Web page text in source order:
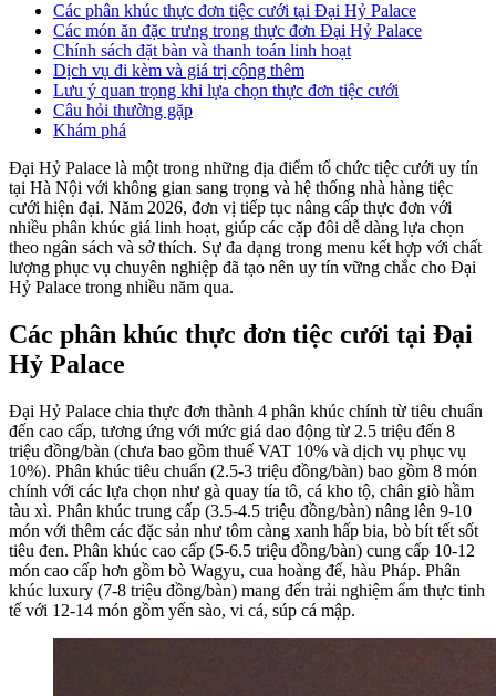
Các phân khúc thực đơn tiệc cưới tại Đại Hỷ Palace
Các món ăn đặc trưng trong thực đơn Đại Hỷ Palace
Chính sách đặt bàn và thanh toán linh hoạt
Dịch vụ đi kèm và giá trị cộng thêm
Lưu ý quan trọng khi lựa chọn thực đơn tiệc cưới
Câu hỏi thường gặp
Khám phá
Đại Hỷ Palace là một trong những địa điểm tổ chức tiệc cưới uy tín
tại Hà Nội với không gian sang trọng và hệ thống nhà hàng tiệc
cưới hiện đại. Năm 2026, đơn vị tiếp tục nâng cấp thực đơn với
nhiều phân khúc giá linh hoạt, giúp các cặp đôi dễ dàng lựa chọn
theo ngân sách và sở thích. Sự đa dạng trong menu kết hợp với chất
lượng phục vụ chuyên nghiệp đã tạo nên uy tín vững chắc cho Đại
Hỷ Palace trong nhiều năm qua.
Các phân khúc thực đơn tiệc cưới tại Đại
Hỷ Palace
Đại Hỷ Palace chia thực đơn thành 4 phân khúc chính từ tiêu chuẩn
đến cao cấp, tương ứng với mức giá dao động từ 2.5 triệu đến 8
triệu đồng/bàn (chưa bao gồm thuế VAT 10% và dịch vụ phục vụ
10%). Phân khúc tiêu chuẩn (2.5-3 triệu đồng/bàn) bao gồm 8 món
chính với các lựa chọn như gà quay tía tô, cá kho tộ, chân giò hầm
tàu xì. Phân khúc trung cấp (3.5-4.5 triệu đồng/bàn) nâng lên 9-10
món với thêm các đặc sản như tôm càng xanh hấp bia, bò bít tết sốt
tiêu đen. Phân khúc cao cấp (5-6.5 triệu đồng/bàn) cung cấp 10-12
món cao cấp hơn gồm bò Wagyu, cua hoàng đế, hàu Pháp. Phân
khúc luxury (7-8 triệu đồng/bàn) mang đến trải nghiệm ẩm thực tinh
tế với 12-14 món gồm yến sào, vi cá, súp cá mập.